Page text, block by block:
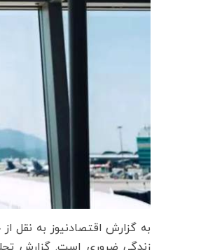
به گزارش اقتصادنیوز به نقل